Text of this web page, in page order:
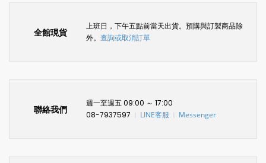
全館現貨
上班日，下午五點前當天出貨。預購與訂製商品除
外。 查詢或取消訂單
聯絡我們
週一至週五 09:00 ～ 17:00
08-7937597
LINE客服 Messenger